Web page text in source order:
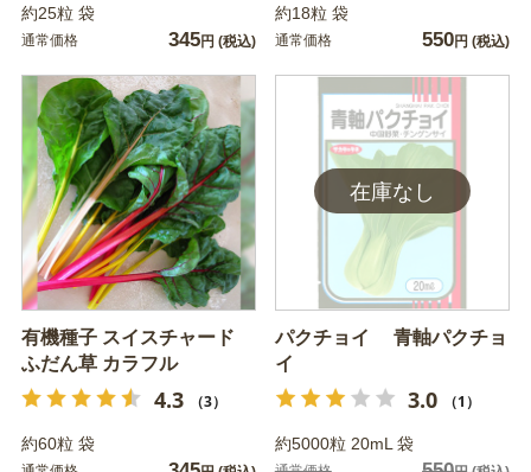
約25粒 袋
通常価格 345円 (税込)
約18粒 袋
通常価格 550円 (税込)
有機種子 スイスチャード
ふだん草 カラフル
4.3 （3）
約60粒 袋
パクチョイ 青軸パクチョ
イ
3.0 （1）
約5000粒 20mL 袋